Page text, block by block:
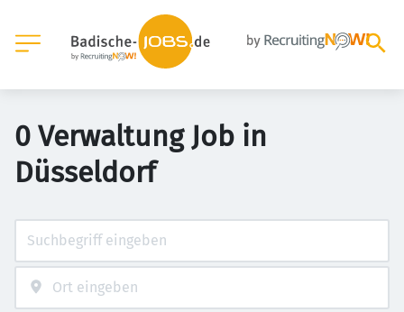
0 Verwaltung Job in
Düsseldorf